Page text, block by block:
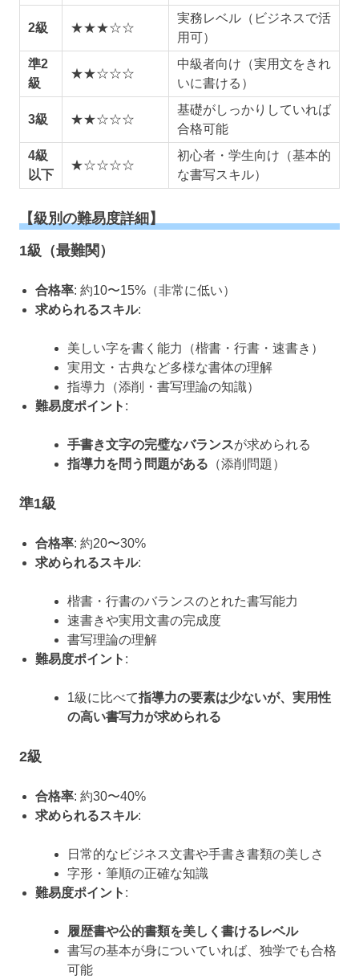
2級 ★★★☆☆
実務レベル（ビジネスで活
用可）
準2
級
★★☆☆☆
中級者向け（実用文をきれ
いに書ける）
3級 ★★☆☆☆
基礎がしっかりしていれば
合格可能
4級
以下
★☆☆☆☆
初心者・学生向け（基本的
な書写スキル）
【級別の難易度詳細】
1級（最難関）
合格率: 約10〜15%（非常に低い）
求められるスキル:
美しい字を書く能力（楷書・行書・速書き）
実用文・古典など多様な書体の理解
指導力（添削・書写理論の知識）
難易度ポイント :
手書き文字の完璧なバランスが求められる
指導力を問う問題がある （添削問題）
準1級
合格率: 約20〜30%
求められるスキル:
楷書・行書のバランスのとれた書写能力
速書きや実用文書の完成度
書写理論の理解
難易度ポイント :
1級に比べて指導力の要素は少ないが、実用性
の高い書写力が求められる
2級
合格率: 約30〜40%
求められるスキル:
日常的なビジネス文書や手書き書類の美しさ
字形・筆順の正確な知識
難易度ポイント :
履歴書や公的書類を美しく書けるレベル
書写の基本が身についていれば、独学でも合格
可能